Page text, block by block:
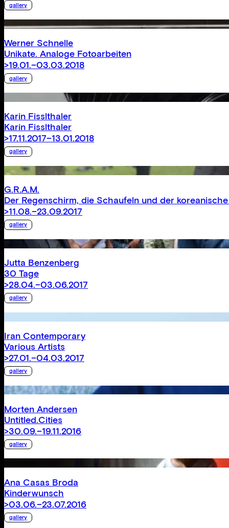
gallery
Werner Schnelle
Unikate. Analoge Fotoarbeiten
>19.01.–03.03.2018
gallery
Karin Fisslthaler
Karin Fisslthaler
>17.11.2017–13.01.2018
gallery
G.R.A.M.
Der Regenschirm, die Schaufeln und der koreanische
>11.08.–23.09.2017
gallery
Jutta Benzenberg
30 Tage
>28.04.–03.06.2017
gallery
Iran Contemporary
Various Artists
>27.01.–04.03.2017
gallery
Morten Andersen
Untitled.Cities
>30.09.–19.11.2016
gallery
Ana Casas Broda
Kinderwunsch
>03.06.–23.07.2016
gallery